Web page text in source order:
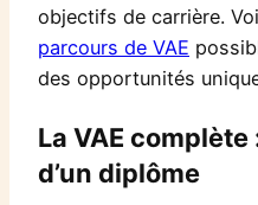
objectifs de carrière.
parcours de VAE
des opportunités
La VAE
d’un diplôme